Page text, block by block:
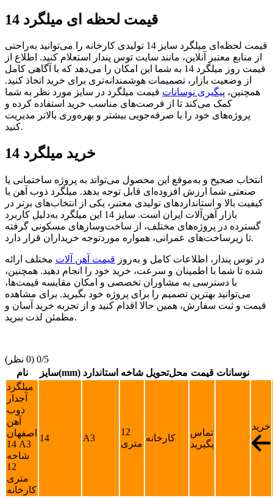
قیمت لحظه ای میلگرد 14
قیمت لحظه‌ای میلگرد سایز 14 تولیدی کارخانه را می‌توانید به‌راحتی
از منابع معتبر آنلاین، مانند سایت توس پندار استعلام کنید. اطلاع از
قیمت روز میلگرد 14 به شما این امکان را می‌دهد که با آگاهی کامل
از وضعیت بازار، تصمیمات هوشمندانه‌تری برای خرید اتخاذ کنید.
همچنین، پیگیری نوسانات قیمت میلگرد در سایز مورد نظر به شما
کمک می‌کند تا از فرصت‌های مناسب خرید استفاده کرده و
پروژه‌های خود را با صرفه‌جویی بیشتر و بهره‌وری بالاتر مدیریت
کنید.
خرید میلگرد 14
انتخاب صحیح و به‌موقع این محصول می‌تواند به پروژه ساختمانی یا
صنعتی شما ارزش افزوده‌ای قابل توجه بدهد. میلگرد ذوب آهن با
کیفیت بالا و استانداردهای تولیدی معتبر، یکی از انتخاب‌های برتر در
بازار آهن‌آلات ایران است. سایز 14 این میلگرد به‌دلیل کاربرد
گسترده در پروژه‌های مختلف، از ساخت‌وسازهای مسکونی گرفته
تا زیرساخت‌های عمرانی، همواره موردتوجه خریداران قرار دارد.
در توس پندار، اطلاعات کامل و به‌روز قیمت آهن آلات مختلف ارائه
شده تا شما با اطمینان و سرعت، خرید خود را انجام دهید. همچنین،
با دسترسی به مشاوران تخصصی و امکان مقایسه قیمت‌ها،
می‌توانید بهترین تصمیم را برای پروژه خود بگیرید. برای مشاهده
قیمت و ثبت سفارش، همین حالا اقدام کنید و از تجربه خرید آسان و
مطمئن لذت ببرید.
‫0/5 ‫(0 نظر)
نام
سایز(mm) استاندارد شاخه محل‌تحویل قیمت نوسانات
میلگرد
آجدار
ذوب
آهن
اصفهان
14 A3
شاخه
12
متری
کارخانه
14 A3
12
متری
کارخانه
تماس
بگیرید
خرید